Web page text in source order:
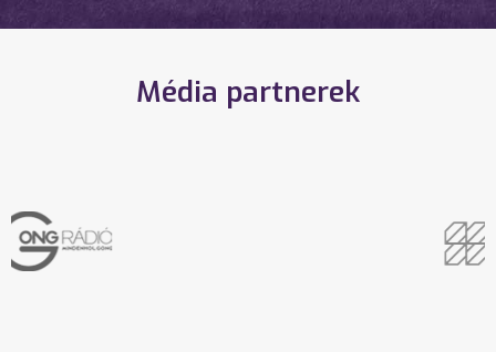
Média partnerek